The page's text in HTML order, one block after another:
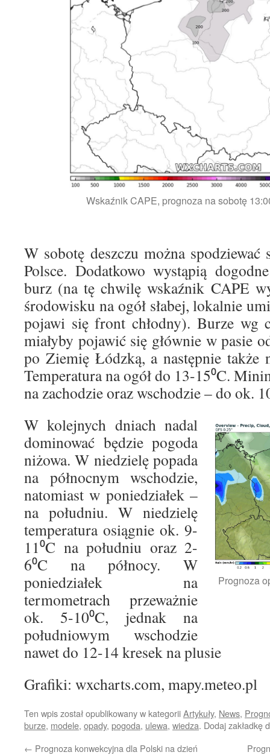
Wskaźnik CAPE, prognoza na sobotę
W sobotę deszczu można spodziewać
Polsce. Dodatkowo wystąpią
burz (na tę chwilę wskaźnik CAPE
środowisku na ogół słabej, lokalnie
pojawi się front chłodny). Burze wg
miałyby pojawić się głównie w pasie
po Ziemię Łódzką, a następnie także
Temperatura na ogół do 13-15⁰C.
na zachodzie oraz wschodzie – do ok.
Prognoza
W kolejnych dniach nadal
dominować będzie pogoda
niżowa. W niedzielę popada
na północnym wschodzie,
natomiast w poniedziałek –
na południu. W niedzielę
temperatura osiągnie ok. 9-
11⁰C na południu oraz 2-
6⁰C na północy. W
poniedziałek na
termometrach przeważnie
ok. 5-10⁰C, jednak na
południowym wschodzie
nawet do 12-14 kresek na plusie
Grafiki: wxcharts.com, mapy.meteo.pl
Ten wpis został opublikowany w kategoriiArtykuły, News,
burze, modele, opady, pogoda, ulewa, wiedza. Dodaj zakładkę
← Prognoza konwekcyjna dla Polski na dzień